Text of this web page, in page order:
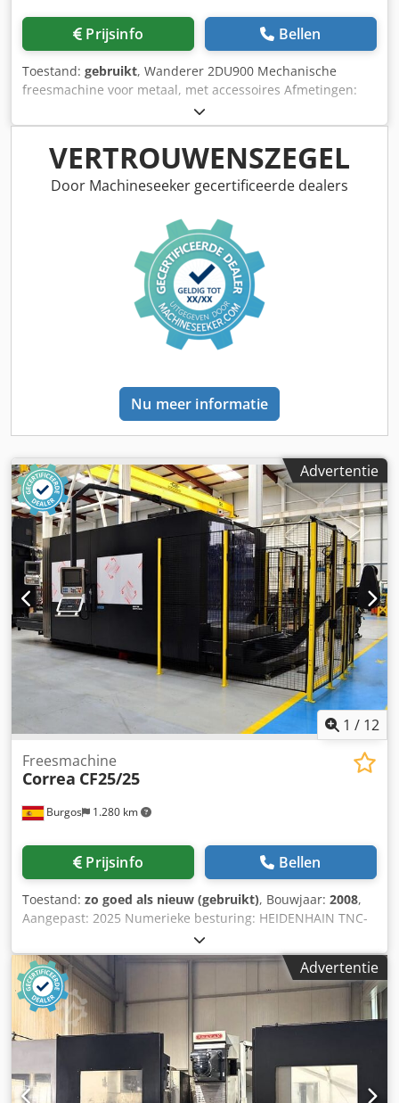
Prijsinfo Bellen
Toestand: gebruikt, Wanderer 2DU900 Mechanische
freesmachine voor metaal, met accessoires Afmetingen:
Machine 175 x 180 x 170 cm + accessoirepallet 100 x 100
cm Codpfey S Ab Usx Ahqoha Indicatief gewicht: 3 ton
VERTROUWENSZEGEL
Door Machineseeker gecertificeerde dealers
Nu meer informatie
Advertentie
1 / 12
Burgos 1.280 km
Freesmachine
Correa CF25/25
Prijsinfo Bellen
Toestand: zo goed als nieuw (gebruikt), Bouwjaar: 2008,
Aangepast: 2025 Numerieke besturing: HEIDENHAIN TNC-
530 Technische specificaties Afmetingen Tafelafmetingen:
2800 x 1000 mm Aantal T-sleuven: 5 T-sleufafmetingen: 22
mm Asverplaatsingen X-as verplaatsing: 2500 mm Y-as
verplaatsing: 1000 mm Z-as verplaatsing: 1500 mm
Verticale capaciteit (VC): 96 / 1596 mm Freeskop Type kop:
Universeel handbediend (U22) (Optie: nieuwe automatisch
indexerende UDG-kop, elke 2,5º)
Gereedschapsklemsysteem: Hydraulisch Spindelconus: ISO
50 (DIN 69871) Trekbout: DIN 69872 Toerentalbereik: 20-
Advertentie